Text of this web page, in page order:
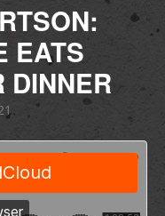
EATS
DINNER